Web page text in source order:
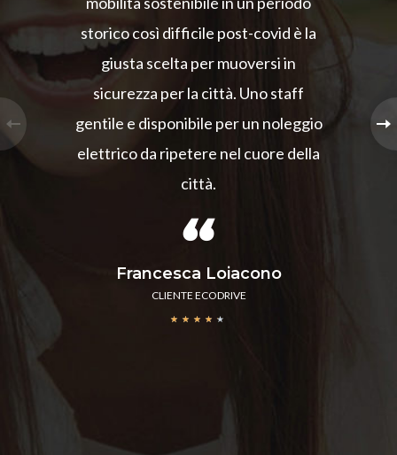
storico così difficile post-covid è la
giusta scelta per muoversi in
sicurezza per la città. Uno staff
gentile e disponibile per un noleggio
elettrico da ripetere nel cuore della
città.
Francesca Loiacono
CLIENTE ECODRIVE
★ ★ ★ ★ ★